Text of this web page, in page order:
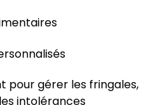
pour gérer les fringales,
intolérances